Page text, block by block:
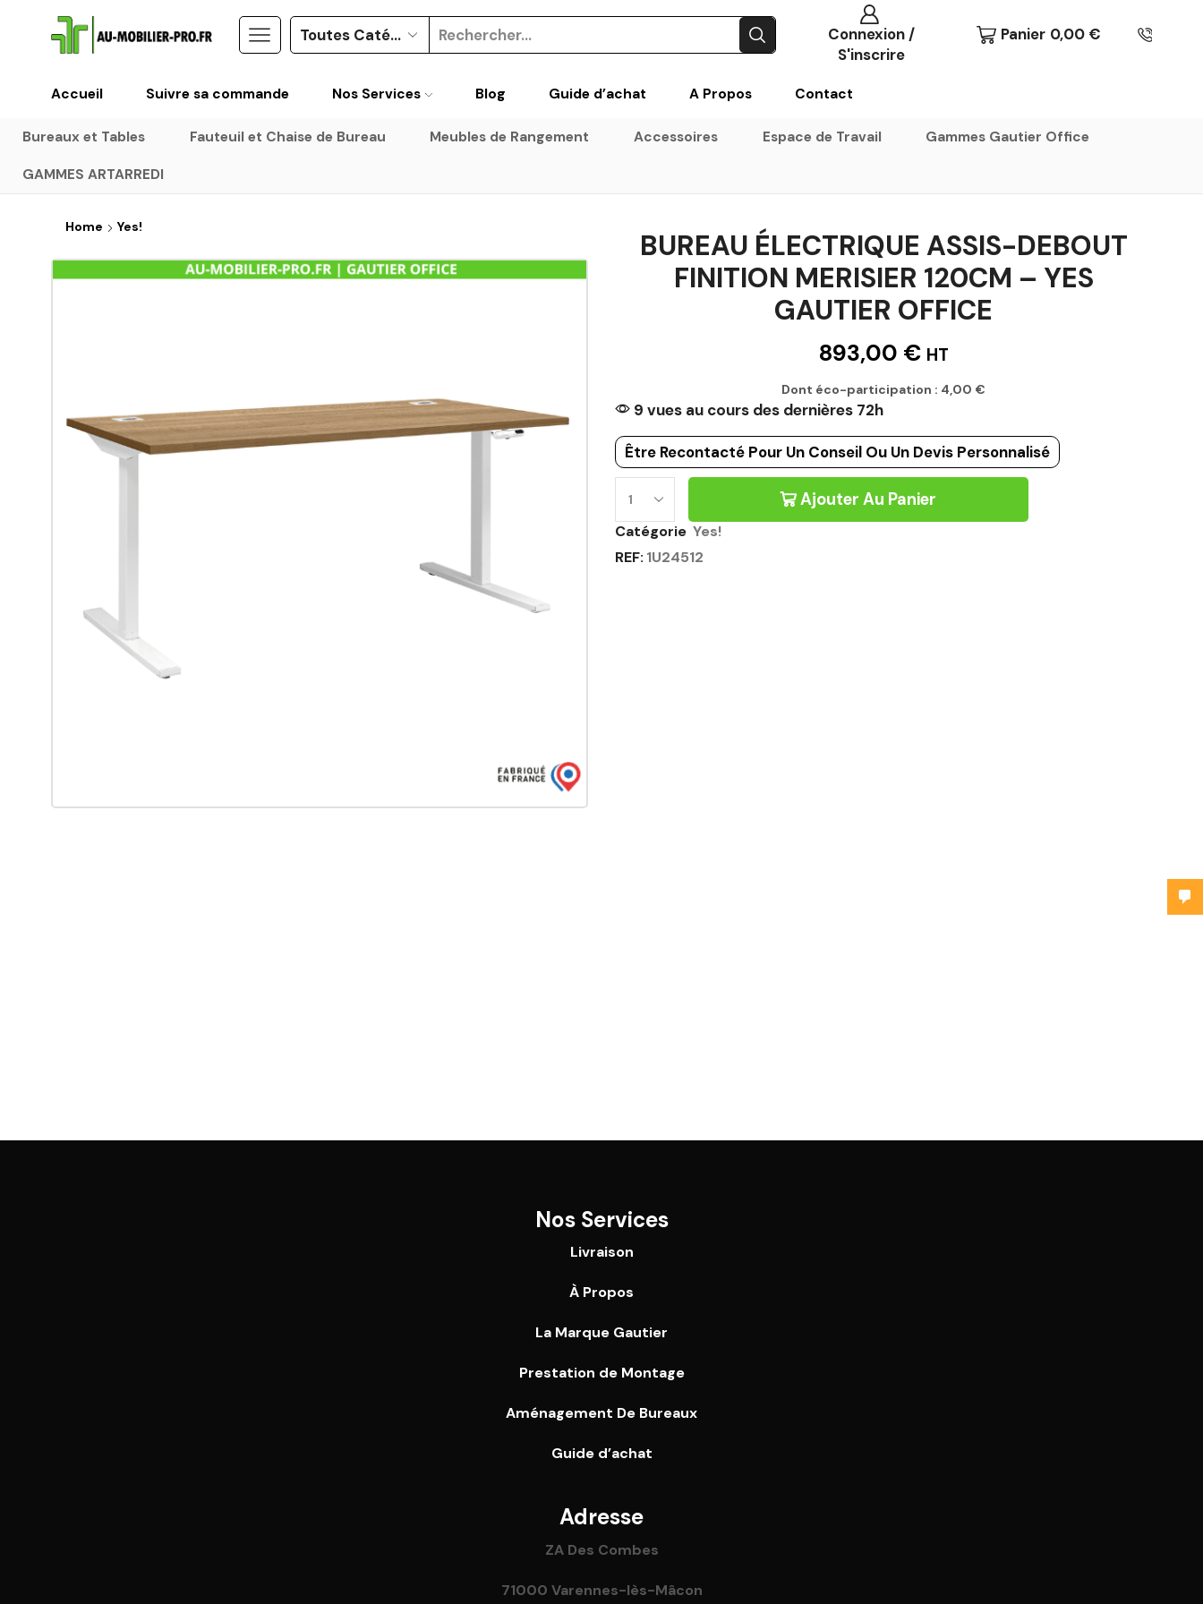
Connexion /
S'inscrire
Panier 0,00 €
Accueil Suivre sa commande Nos Services Blog Guide d’achat A Propos Contact
Bureaux et Tables Fauteuil et Chaise de Bureau Meubles de Rangement Accessoires Espace de Travail Gammes Gautier Office
GAMMES ARTARREDI
Home Yes!
BUREAU ÉLECTRIQUE ASSIS-DEBOUT
FINITION MERISIER 120CM – YES
GAUTIER OFFICE
893,00 € HT
Dont éco-participation : 4,00 €
9 vues au cours des dernières 72h
Être Recontacté Pour Un Conseil Ou Un Devis Personnalisé
Ajouter Au Panier
Catégorie Yes!
REF: 1U24512
Nos Services
Livraison
À Propos
La Marque Gautier
Prestation de Montage
Aménagement De Bureaux
Guide d’achat
Adresse
ZA Des Combes
71000 Varennes-lès-Mâcon